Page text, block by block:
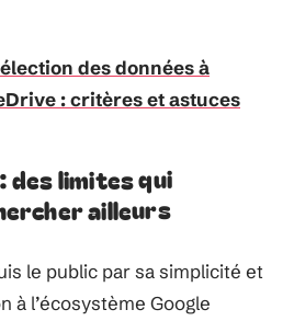
des données à
: critères et astuces
des limites qui
ailleurs
le public par sa simplicité et
à l’écosystème Google